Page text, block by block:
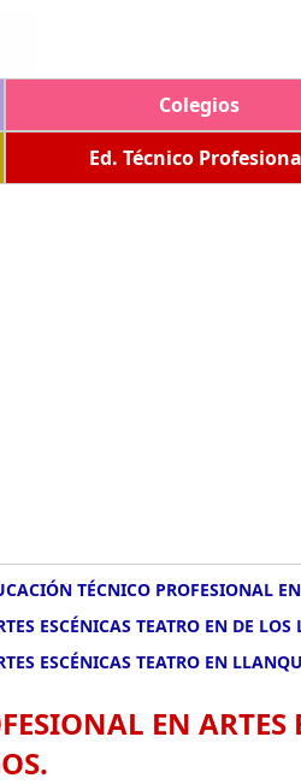
Colegios
Ed. Técnico
TÉCNICO PROFESIONAL
ESCÉNICAS TEATRO EN DE LOS
ESCÉNICAS TEATRO EN
EN ARTES